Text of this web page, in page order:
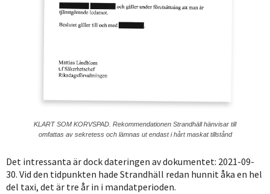
KLART SOM KORVSPAD. Rekommendationen Strandhäll hänvisar till
omfattas av sekretess och lämnas ut endast i hårt maskat tillstånd
Det intressanta är dock dateringen av dokumentet: 2021-09-
30. Vid den tidpunkten hade Strandhäll redan hunnit åka en hel
del taxi, det är tre år in i mandatperioden.